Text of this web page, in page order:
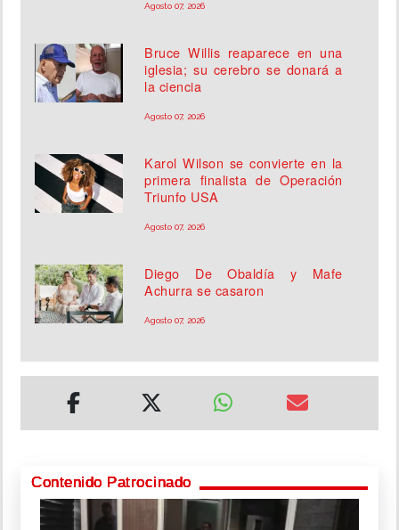
Agosto 07, 2026
Bruce Willis reaparece en una
iglesia; su cerebro se donará a
la ciencia
Agosto 07, 2026
Karol Wilson se convierte en la
primera finalista de Operación
Triunfo USA
Agosto 07, 2026
Diego De Obaldía y Mafe
Achurra se casaron
Agosto 07, 2026
Contenido Patrocinado